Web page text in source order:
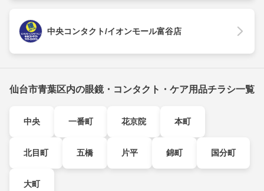
中央コンタクト/イオンモール富谷店
仙台市青葉区内の眼鏡・コンタクト・ケア用品チラシ一覧
中央 一番町 花京院 本町
北目町 五橋 片平 錦町 国分町
大町